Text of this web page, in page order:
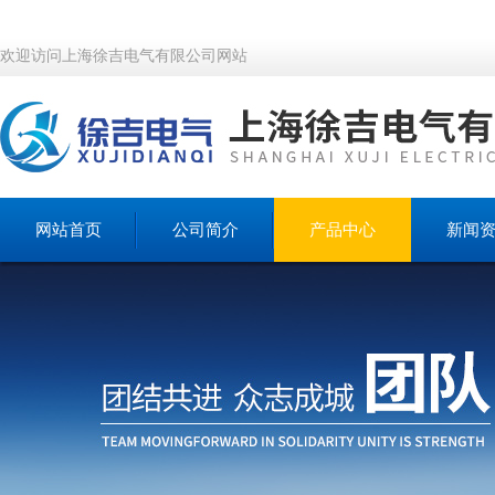
欢迎访问上海徐吉电气有限公司网站
网站首页 公司简介 产品中心 新闻